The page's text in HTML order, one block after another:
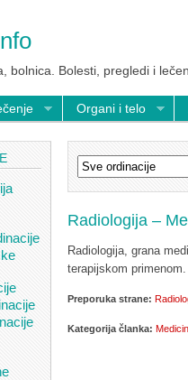
bolnica. Bolesti, pregledi i
Organi i telo
Radiologija –
Radiologija, grana
terapijskom primenom.
Preporuka strane:
Kategorija članka: